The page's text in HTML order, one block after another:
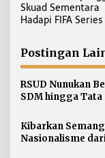
v
g
a
s
i
p
o
Skuad Sementara
Hadapi FIFA
Postingan
RSUD Nunukan
SDM hingga Tata
Kibarkan
Nasionalisme